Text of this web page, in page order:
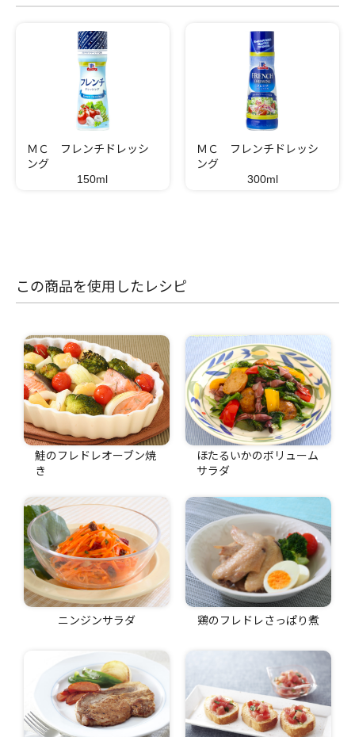
ＭＣ フレンチドレッシ
ング
150ml
ＭＣ フレンチドレッシ
ング
300ml
この商品を使用したレシピ
鮭のフレドレオーブン焼
き
ほたるいかのボリューム
サラダ
ニンジンサラダ 鶏のフレドレさっぱり煮